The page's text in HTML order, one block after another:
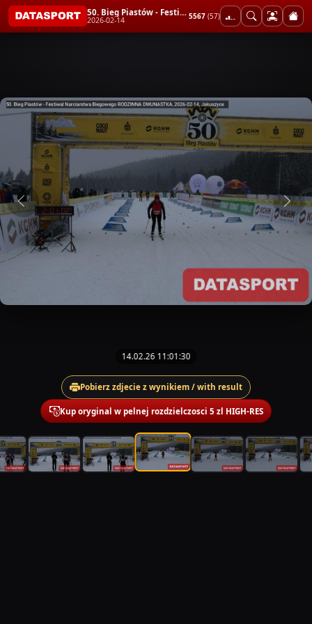
50. Bieg Piastów - Festiwal Narciarstwa Biegowego RODZINNA DWUNASTKA
2026-02-14 5567 (57)
14.02.26 11:01:30
Pobierz zdjecie z wynikiem / with result
Kup oryginal w pelnej rozdzielczosci 5 zl HIGH-RES